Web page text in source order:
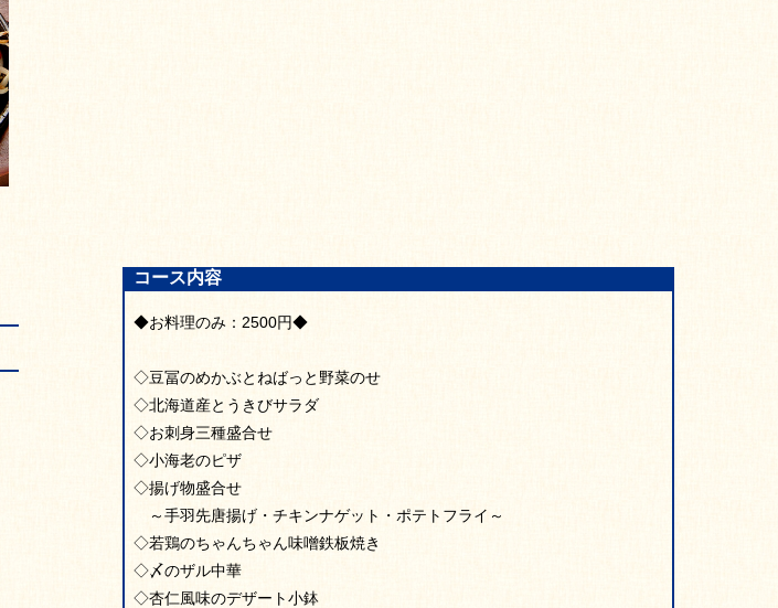
コース内容
◆お料理のみ：2500円◆
◇豆冨のめかぶとねばっと野菜のせ
◇北海道産とうきびサラダ
◇お刺身三種盛合せ
◇小海老のピザ
◇揚げ物盛合せ
～手羽先唐揚げ・チキンナゲット・ポテトフライ～
◇若鶏のちゃんちゃん味噌鉄板焼き
◇〆のザル中華
◇杏仁風味のデザート小鉢